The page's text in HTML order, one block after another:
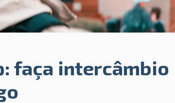
faça intercâmbio